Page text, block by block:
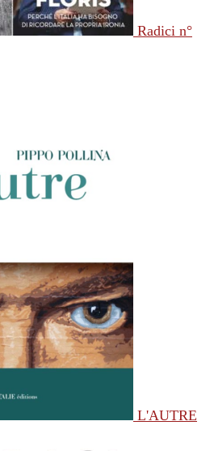
Radici n°
L'AUTRE